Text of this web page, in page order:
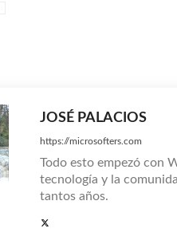
JOSÉ PALACIOS
https://microsofters.com
Todo esto empezó con
tecnología y la
tantos años.